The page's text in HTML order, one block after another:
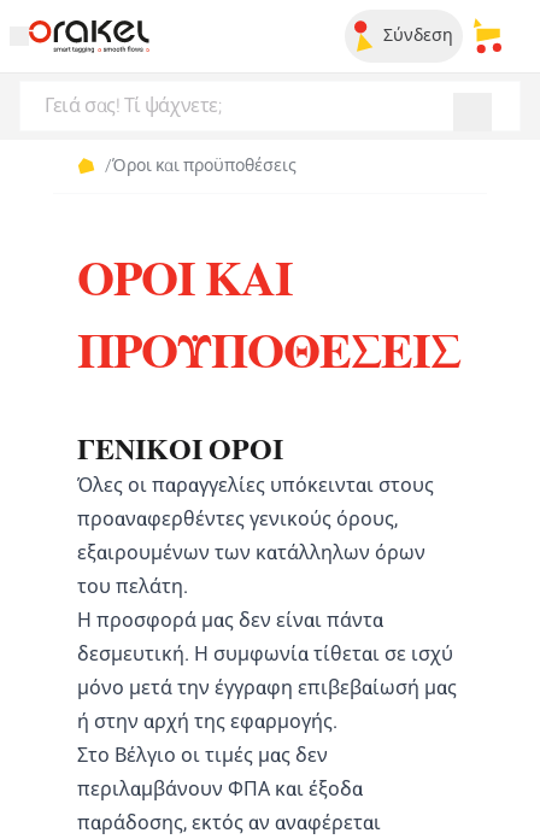
Σύνδεση Τα
/Όροι και προϋποθέσεις
ΌΡΟΙ ΚΑΙ
ΠΡΟΫΠΟΘΈΣΕΙΣ
ΓΕΝΙΚΟΊ ΌΡΟΙ
Όλες οι παραγγελίες υπόκεινται στους
προαναφερθέντες γενικούς όρους,
εξαιρουμένων των κατάλληλων όρων
του πελάτη.
Η προσφορά μας δεν είναι πάντα
δεσμευτική. Η συμφωνία τίθεται σε ισχύ
μόνο μετά την έγγραφη επιβεβαίωσή μας
ή στην αρχή της εφαρμογής.
Στο Βέλγιο οι τιμές μας δεν
περιλαμβάνουν ΦΠΑ και έξοδα
παράδοσης, εκτός αν αναφέρεται